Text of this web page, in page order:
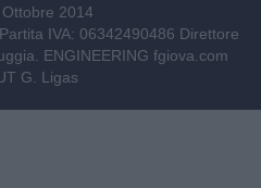
2014
IVA: 06342490486 Direttore
ENGINEERING fgiova.com
G. Ligas